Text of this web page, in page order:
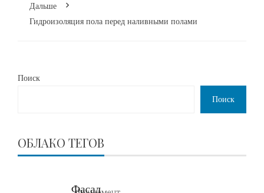
Дальше
Гидроизоляция пола перед наливными полами
Поиск
Поиск
ОБЛАКО ТЕГОВ